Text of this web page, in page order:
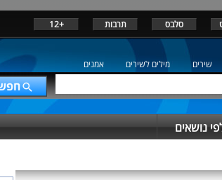
סלבס תרבות +12
שירים מילים לשירים אמנים
נושאים